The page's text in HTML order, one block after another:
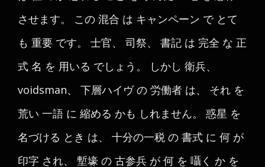
させます。 この 混合 は キャンペーン で とて
も 重要 です。 士官、 司祭、 書記 は 完全 な 正
式 名 を 用いる でしょう。 しかし 衛兵、
voidsman、 下層ハイヴ の 労働者 は、 それ を
荒い 一語 に 縮める かも しれません。 惑星 を
名づける とき は、 十分の一税 の 書式 に 何 が
印字 され、 塹壕 の 古参兵 が 何 を 囁く か を